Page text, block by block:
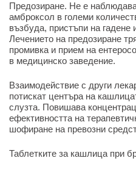
Предозиране. Не е
амброксол в големи
възбуда, пристъпи на
Лечението на предозиране
промивка и прием на
в медицинско заведение.
Взаимодействие с други
потискат центъра на
слузта. Повишава
ефективността на
шофиране на превозни
Таблетките за кашлица при